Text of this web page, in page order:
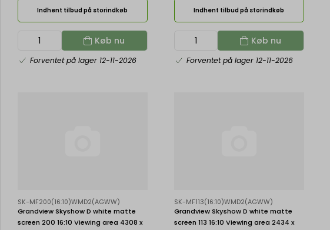
Indhent tilbud på storindkøb
Køb nu
Forventet på lager 12-11-2026
Indhent tilbud på storindkøb
Køb nu
Forventet på lager 12-11-2026
SK-MF200(16:10)WMD2(AGWW)
Grandview Skyshow D white matte
screen 200 16:10 Viewing area 4308 x
SK-MF113(16:10)WMD2(AGWW)
Grandview Skyshow D white matte
screen 113 16:10 Viewing area 2434 x